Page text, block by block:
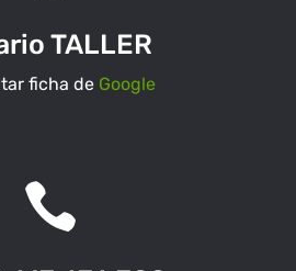
TALLER
ficha de Google
